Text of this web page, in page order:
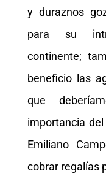
y duraznos
para su
continente;
beneficio las
que
importancia
Emiliano
cobrar regalías